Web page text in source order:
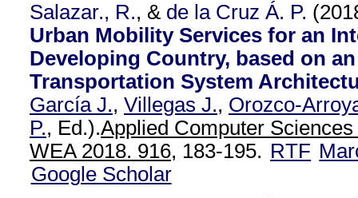
Salazar., R., & de la Cruz Á. P.
Urban Mobility Services for an
Developing Country, based on
Transportation System
García J., Villegas J., Orozco-
P., Ed.).Applied Computer
WEA 2018. 916, 183-195. RTF
Google Scholar